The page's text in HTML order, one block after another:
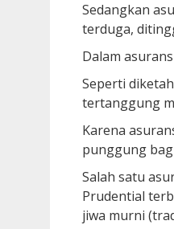
Sedangkan
terduga,
Dalam
Seperti
tertanggung
Karena
punggung
Salah satu
Prudential
jiwa murni